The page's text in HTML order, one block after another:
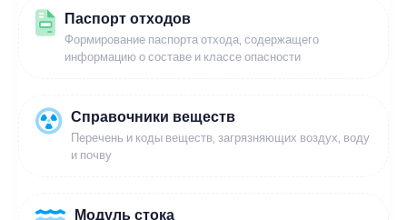
Паспорт отходов
Формирование паспорта отхода, содержащего
информацию о составе и классе опасности
Справочники веществ
Перечень и коды веществ, загрязняющих воздух, воду
и почву
Модуль стока